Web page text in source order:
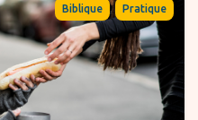
Biblique , Pratique